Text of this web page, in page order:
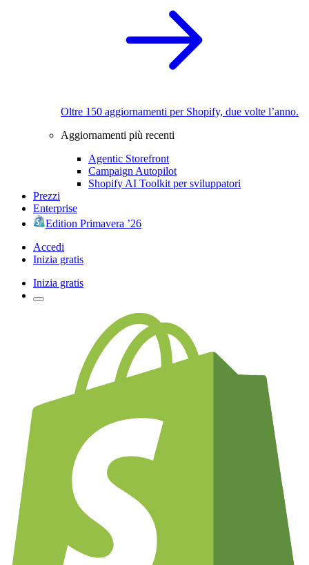
Oltre 150 aggiornamenti per Shopify, due volte l’anno.
Aggiornamenti più recenti
Agentic Storefront
Campaign Autopilot
Shopify AI Toolkit per sviluppatori
Prezzi
Enterprise
Edition Primavera ’26
Accedi
Inizia gratis
Inizia gratis